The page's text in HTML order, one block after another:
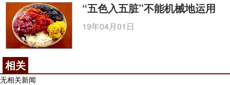
“五色入五脏”不能机械地运用
19年04月01日
相关
无相关新闻